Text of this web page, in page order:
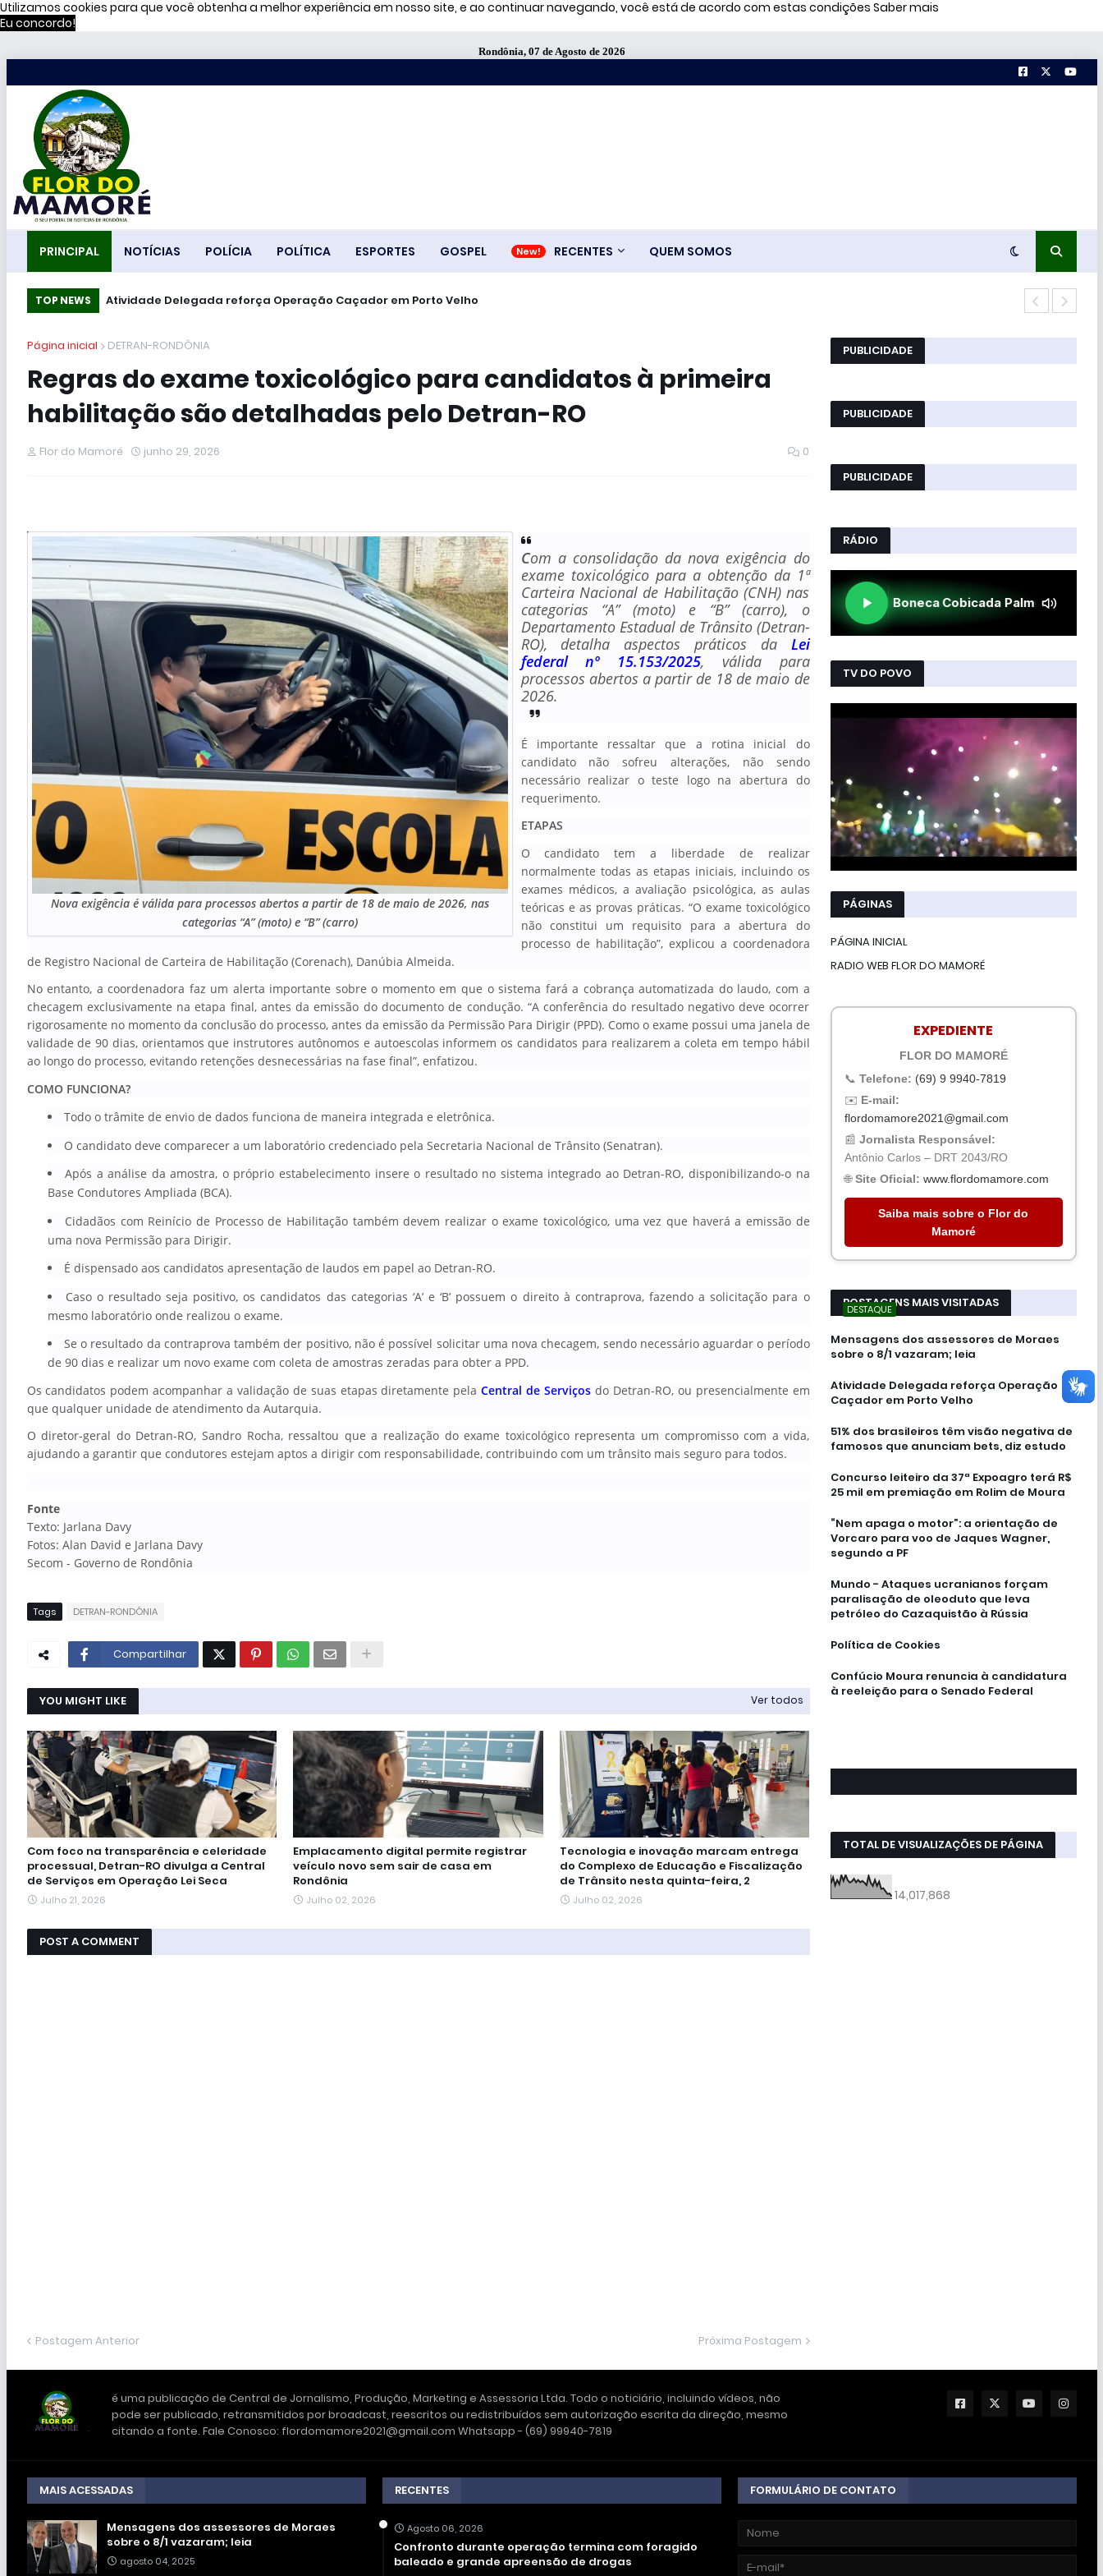
Utilizamos cookies para que você obtenha a melhor experiência em nosso site, e ao continuar navegando, você está de acordo com estas condições Saber mais
Eu concordo!
Rondônia, 07 de Agosto de 2026
PRINCIPAL NOTÍCIAS POLÍCIA POLÍTICA ESPORTES GOSPEL RECENTES QUEM SOMOS
TOP NEWS Atividade Delegada reforça Operação Caçador em Porto Velho
Página inicial DETRAN-RONDÔNIA
Regras do exame toxicológico para candidatos à primeira
habilitação são detalhadas pelo Detran-RO
Flor do Mamoré junho 29, 2026 0
Nova exigência é válida para processos abertos a partir de 18 de maio de 2026, nas
categorias “A” (moto) e “B” (carro)
Com a consolidação da nova exigência do
exame toxicológico para a obtenção da 1ª
Carteira Nacional de Habilitação (CNH) nas
categorias “A” (moto) e “B” (carro), o
Departamento Estadual de Trânsito (Detran-
RO), detalha aspectos práticos da Lei
federal nº 15.153/2025, válida para
processos abertos a partir de 18 de maio de
2026.
É importante ressaltar que a rotina inicial do
candidato não sofreu alterações, não sendo
necessário realizar o teste logo na abertura do
requerimento.
ETAPAS
O candidato tem a liberdade de realizar
normalmente todas as etapas iniciais, incluindo os
exames médicos, a avaliação psicológica, as aulas
teóricas e as provas práticas. “O exame toxicológico
não constitui um requisito para a abertura do
processo de habilitação”, explicou a coordenadora
de Registro Nacional de Carteira de Habilitação (Corenach), Danúbia Almeida.
No entanto, a coordenadora faz um alerta importante sobre o momento em que o sistema fará a cobrança automatizada do laudo, com a
checagem exclusivamente na etapa final, antes da emissão do documento de condução. “A conferência do resultado negativo deve ocorrer
rigorosamente no momento da conclusão do processo, antes da emissão da Permissão Para Dirigir (PPD). Como o exame possui uma janela de
validade de 90 dias, orientamos que instrutores autônomos e autoescolas informem os candidatos para realizarem a coleta em tempo hábil
ao longo do processo, evitando retenções desnecessárias na fase final”, enfatizou.
COMO FUNCIONA?
Todo o trâmite de envio de dados funciona de maneira integrada e eletrônica.
O candidato deve comparecer a um laboratório credenciado pela Secretaria Nacional de Trânsito (Senatran).
Após a análise da amostra, o próprio estabelecimento insere o resultado no sistema integrado ao Detran-RO, disponibilizando-o na
Base Condutores Ampliada (BCA).
Cidadãos com Reinício de Processo de Habilitação também devem realizar o exame toxicológico, uma vez que haverá a emissão de
uma nova Permissão para Dirigir.
É dispensado aos candidatos apresentação de laudos em papel ao Detran-RO.
Caso o resultado seja positivo, os candidatos das categorias ‘A’ e ‘B’ possuem o direito à contraprova, fazendo a solicitação para o
mesmo laboratório onde realizou o exame.
Se o resultado da contraprova também der positivo, não é possível solicitar uma nova checagem, sendo necessário aguardar o período
de 90 dias e realizar um novo exame com coleta de amostras zeradas para obter a PPD.
Os candidatos podem acompanhar a validação de suas etapas diretamente pelaCentral de Serviços do Detran-RO, ou presencialmente em
que qualquer unidade de atendimento da Autarquia.
O diretor-geral do Detran-RO, Sandro Rocha, ressaltou que a realização do exame toxicológico representa um compromisso com a vida,
ajudando a garantir que condutores estejam aptos a dirigir com responsabilidade, contribuindo com um trânsito mais seguro para todos.
Fonte
Texto: Jarlana Davy
Fotos: Alan David e Jarlana Davy
Secom - Governo de Rondônia
Tags DETRAN-RONDÔNIA
Compartilhar
YOU MIGHT LIKE Ver todos
Com foco na transparência e celeridade
processual, Detran-RO divulga a Central
de Serviços em Operação Lei Seca
Julho 21, 2026
Emplacamento digital permite registrar
veículo novo sem sair de casa em
Rondônia
Julho 02, 2026
Tecnologia e inovação marcam entrega
do Complexo de Educação e Fiscalização
de Trânsito nesta quinta-feira, 2
Julho 02, 2026
POST A COMMENT
Postagem Anterior Próxima Postagem
PUBLICIDADE
PUBLICIDADE
PUBLICIDADE
RÁDIO
TV DO POVO
PÁGINAS
PÁGINA INICIAL
RADIO WEB FLOR DO MAMORÉ
EXPEDIENTE
FLOR DO MAMORÉ
📞 Telefone: (69) 9 9940-7819
✉️ E-mail:
flordomamore2021@gmail.com
📰 Jornalista Responsável:
Antônio Carlos – DRT 2043/RO
🌐Site Oficial: www.flordomamore.com
Saiba mais sobre o Flor do
Mamoré
POSTAGENS MAIS VISITADAS
DESTAQUE
Mensagens dos assessores de Moraes
sobre o 8/1 vazaram; leia
Atividade Delegada reforça Operação
Caçador em Porto Velho
51% dos brasileiros têm visão negativa de
famosos que anunciam bets, diz estudo
Concurso leiteiro da 37ª Expoagro terá R$
25 mil em premiação em Rolim de Moura
“Nem apaga o motor”: a orientação de
Vorcaro para voo de Jaques Wagner,
segundo a PF
Mundo - Ataques ucranianos forçam
paralisação de oleoduto que leva
petróleo do Cazaquistão à Rússia
Política de Cookies
Confúcio Moura renuncia à candidatura
à reeleição para o Senado Federal
TOTAL DE VISUALIZAÇÕES DE PÁGINA
14,017,868
é uma publicação de Central de Jornalismo, Produção, Marketing e Assessoria Ltda. Todo o noticiário, incluindo vídeos, não
pode ser publicado, retransmitidos por broadcast, reescritos ou redistribuídos sem autorização escrita da direção, mesmo
citando a fonte. Fale Conosco: flordomamore2021@gmail.com Whatsapp - (69) 99940-7819
MAIS ACESSADAS
Mensagens dos assessores de Moraes
sobre o 8/1 vazaram; leia
agosto 04, 2025
RECENTES
Agosto 06, 2026
Confronto durante operação termina com foragido
baleado e grande apreensão de drogas
FORMULÁRIO DE CONTATO